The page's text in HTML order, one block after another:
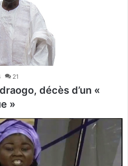
21
décès d’un «
»